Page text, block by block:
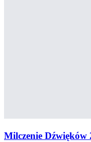
Milczenie Dźwięków